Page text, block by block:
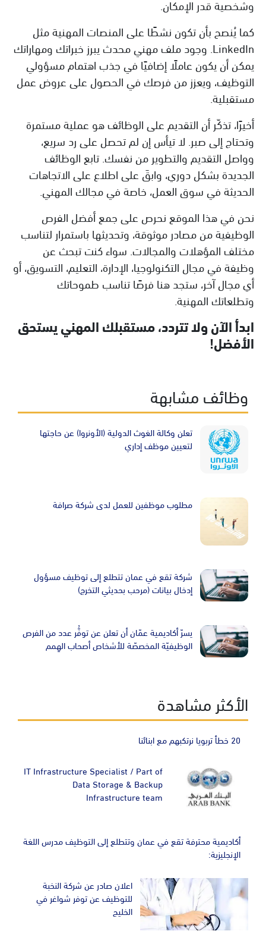
وشخصية قدر الإمكان.
كما يُنصح بأن تكون نشطًا على المنصات المهنية مثل
LinkedIn. وجود ملف مهني محدث يبرز خبراتك ومهاراتك
يمكن أن يكون عاملًا إضافيًا في جذب اهتمام مسؤولي
التوظيف، ويعزز من فرصك في الحصول على عروض عمل
مستقبلية.
أخيرًا، تذكّر أن التقديم على الوظائف هو عملية مستمرة
وتحتاج إلى صبر. لا تيأس إن لم تحصل على رد سريع،
وواصل التقديم والتطوير من نفسك. تابع الوظائف
الجديدة بشكل دوري، وابقَ على اطلاع على الاتجاهات
الحديثة في سوق العمل، خاصة في مجالك المهني.
نحن في هذا الموقع نحرص على جمع أفضل الفرص
الوظيفية من مصادر موثوقة، وتحديثها باستمرار لتناسب
مختلف المؤهلات والمجالات. سواء كنت تبحث عن
وظيفة في مجال التكنولوجيا، الإدارة، التعليم، التسويق، أو
أي مجال آخر، ستجد هنا فرصًا تناسب طموحاتك
وتطلعاتك المهنية.
ابدأ الآن ولا تتردد، مستقبلك المهني يستحق
الأفضل!
وظائف مشابهة
Image تعلن وكالة الغوث الدولية (الأونروا) عن حاجتها
لتعيين موظف إداري
Image مطلوب موظفين للعمل لدى شركة صرافة
Image شركة تقع في عمان تتطلع إلى توظيف مسؤول
إدخال بيانات (مرحب بحديثي التخرج)
Image يسرّ أكاديمية عمّان أن تعلن عن توفُّر عدد من الفرص
الوظيفيّة المخصصّة للأشخاص أصحاب الهِمم
الأكثر مشاهدة
20 خطأ تربويا نرتكبهم مع ابنائنا
IT Infrastructure Specialist / Part of
Data Storage & Backup
Infrastructure team
أكاديمية محترفة تقع في عمان وتتطلع إلى التوظيف مدرس اللغة
الإنجليزية:
اعلان صادر عن شركة النخبة
للتوظيف عن توفر شواغر في
الخليج